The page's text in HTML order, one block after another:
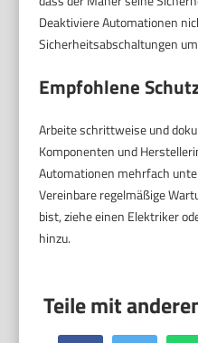
Deaktiviere Automationen
Sicherheitsabschaltungen
Empfohlene
Arbeite schrittweise und
Komponenten und
Automationen mehrfach
Vereinbare regelmäßige
bist, ziehe einen Elektriker
hinzu.